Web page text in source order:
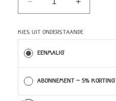
Aantal
verlagen
Paard
-
Trainers
Aantal
verhogen
Paard
Kies uit onderstaande
Eenmalig
Abonnement - 5% Korting